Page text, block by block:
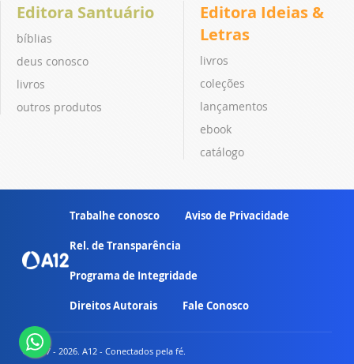
Editora Santuário
bíblias
deus conosco
livros
outros produtos
Editora Ideias &
Letras
livros
coleções
lançamentos
ebook
catálogo
Trabalhe conosco Aviso de Privacidade
Rel. de Transparência
Programa de Integridade
Direitos Autorais Fale Conosco
© 2007 - 2026. A12 - Conectados pela fé.